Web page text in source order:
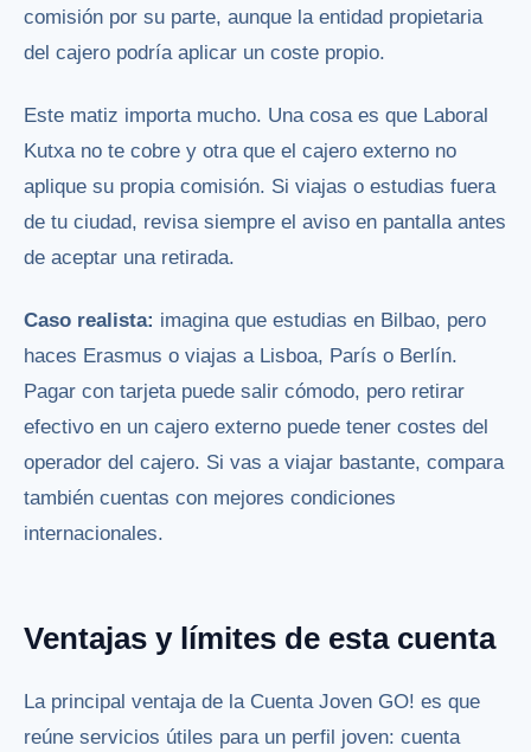
comisión por su parte, aunque la entidad propietaria
del cajero podría aplicar un coste propio.
Este matiz importa mucho. Una cosa es que Laboral
Kutxa no te cobre y otra que el cajero externo no
aplique su propia comisión. Si viajas o estudias fuera
de tu ciudad, revisa siempre el aviso en pantalla antes
de aceptar una retirada.
Caso realista: imagina que estudias en Bilbao, pero
haces Erasmus o viajas a Lisboa, París o Berlín.
Pagar con tarjeta puede salir cómodo, pero retirar
efectivo en un cajero externo puede tener costes del
operador del cajero. Si vas a viajar bastante, compara
también cuentas con mejores condiciones
internacionales.
Ventajas y límites de esta cuenta
La principal ventaja de la Cuenta Joven GO! es que
reúne servicios útiles para un perfil joven: cuenta